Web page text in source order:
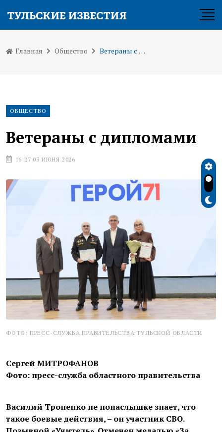
Главная Общество Ветераны с дипломами
ОБЩЕСТВО
Ветераны с дипломами
16:27 03 ИЮНЯ 2026
ФОТО: ПРЕСС-СЛУЖБА ПРАВИТЕЛЬСТВА ТУЛЬСКОЙ ОБЛАСТИ
Сергей МИТРОФАНОВ
Фото: пресс-служба областного правительства
Василий Троненко не понаслышке знает, что
такое боевые действия, – он участник СВО.